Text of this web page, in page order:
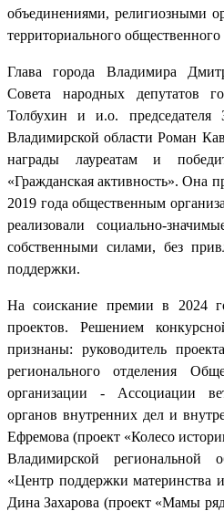
объединениями, религиозными
территориального
Глава города Владимира
Совета народных депутатов
Толбухин и и.о. председателя
Владимирской области Роман
награды лауреатам и
«Гражданская активность». Она
2019 года общественным
реализовали социально-
собственными силами, без
поддержки.
На соискание премии в 2024
проектов. Решением
признаны: руководитель
регионального отделения
организации - Ассоциации
органов внутренних дел и
Ефремова (проект «Колесо
Владимирской региональной
«Центр поддержки материнства
Дина Захарова (проект «Мамы